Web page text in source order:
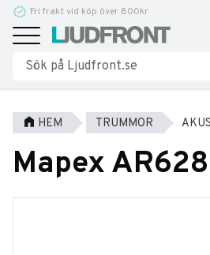
Meny
Fri frakt vid köp över 800kr
Reparationer och service
HEM TRUMMOR
Mapex